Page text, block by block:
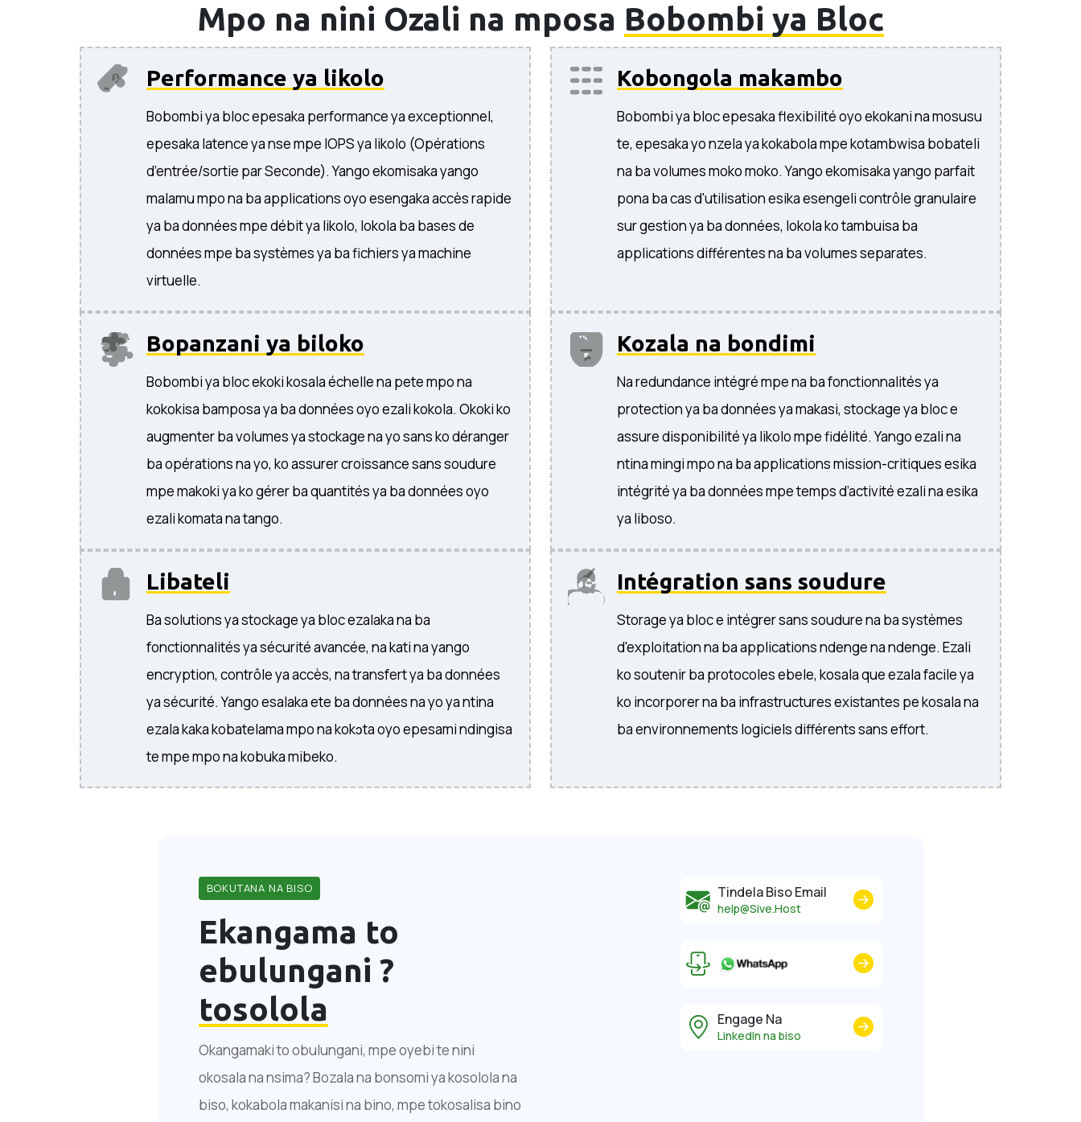
Mpo na nini Ozali na mposa Bobombi ya Bloc
Performance ya likolo
Bobombi ya bloc epesaka performance ya exceptionnel,
epesaka latence ya nse mpe IOPS ya likolo (Opérations
d’entrée/sortie par Seconde). Yango ekomisaka yango
malamu mpo na ba applications oyo esengaka accès rapide
ya ba données mpe débit ya likolo, lokola ba bases de
données mpe ba systèmes ya ba fichiers ya machine
virtuelle.
Kobongola makambo
Bobombi ya bloc epesaka flexibilité oyo ekokani na mosusu
te, epesaka yo nzela ya kokabola mpe kotambwisa bobateli
na ba volumes moko moko. Yango ekomisaka yango parfait
pona ba cas d'utilisation esika esengeli contrôle granulaire
sur gestion ya ba données, lokola ko tambuisa ba
applications différentes na ba volumes separates.
Bopanzani ya biloko
Bobombi ya bloc ekoki kosala échelle na pete mpo na
kokokisa bamposa ya ba données oyo ezali kokola. Okoki ko
augmenter ba volumes ya stockage na yo sans ko déranger
ba opérations na yo, ko assurer croissance sans soudure
mpe makoki ya ko gérer ba quantités ya ba données oyo
ezali komata na tango.
Kozala na bondimi
Na redundance intégré mpe na ba fonctionnalités ya
protection ya ba données ya makasi, stockage ya bloc e
assure disponibilité ya likolo mpe fidélité. Yango ezali na
ntina mingi mpo na ba applications mission-critiques esika
intégrité ya ba données mpe temps d’activité ezali na esika
ya liboso.
Libateli
Ba solutions ya stockage ya bloc ezalaka na ba
fonctionnalités ya sécurité avancée, na kati na yango
encryption, contrôle ya accès, na transfert ya ba données
ya sécurité. Yango esalaka ete ba données na yo ya ntina
ezala kaka kobatelama mpo na kokɔta oyo epesami ndingisa
te mpe mpo na kobuka mibeko.
Intégration sans soudure
Storage ya bloc e intégrer sans soudure na ba systèmes
d'exploitation na ba applications ndenge na ndenge. Ezali
ko soutenir ba protocoles ebele, kosala que ezala facile ya
ko incorporer na ba infrastructures existantes pe kosala na
ba environnements logiciels différents sans effort.
BOKUTANA NA BISO
Ekangama to
ebulungani ?
tosolola
Okangamaki to obulungani, mpe oyebi te nini
okosala na nsima? Bozala na bonsomi ya kosolola na
biso, kokabola makanisi na bino, mpe tokosalisa bino
Tindela Biso Email
help@Sive.Host
Engage Na
LinkedIn na biso